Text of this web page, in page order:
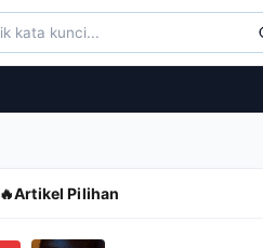
🔥Artikel Pilihan